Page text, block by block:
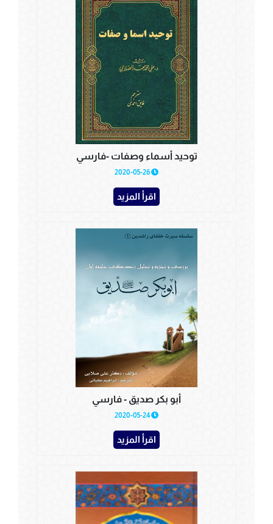
توحيد أسماء وصفات -فارسي
اقرأ المزيد
أبو بكر صديق - فارسي
2020-05-24
اقرأ المزيد